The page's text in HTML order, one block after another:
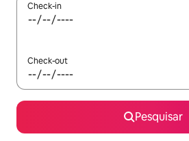
Check-in
Check-out
Pesquisar